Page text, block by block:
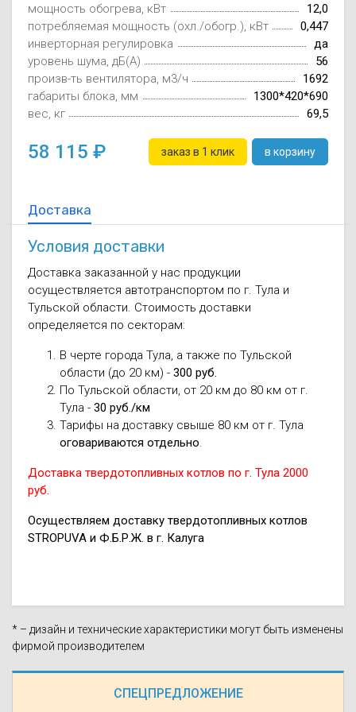
СПЕЦПРЕДЛОЖЕНИЕ
мощность обогрева, кВт
12,0
потребляемая мощность (охл./обогр.), кВт
0,447
инверторная регулировка
да
уровень шума, дБ(А)
56
произв-ть вентилятора, м3/ч
1692
габариты блока, мм
1300*420*690
вес, кг
69,5
58 115 заказ в 1 клик в корзину
Доставка
Условия доставки
Доставка заказанной у нас продукции
осуществляется автотранспортом по г. Тула и
Тульской области. Стоимость доставки
определяется по секторам:
В черте города Тула, а также по Тульской
области (до 20 км) - 300 руб.
По Тульской области, от 20 км до 80 км от г.
Тула - 30 руб./км
Тарифы на доставку свыше 80 км от г. Тула
оговариваются отдельно.
Доставка твердотопливных котлов по г. Тула 2000
руб.
Осуществляем доставку твердотопливных котлов
STROPUVA и Ф.Б.Р.Ж. в г. Калуга
* – дизайн и технические характеристики могут быть изменены
фирмой производителем
Осушители
Wi-Fi модуля
отработанном